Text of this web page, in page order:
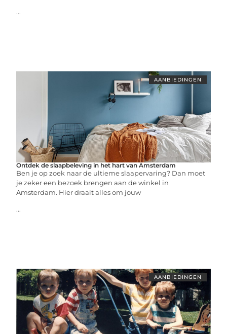
...
AANBIEDINGEN
Ontdek de slaapbeleving in het hart van Amsterdam
Ben je op zoek naar de ultieme slaapervaring? Dan moet
je zeker een bezoek brengen aan de winkel in
Amsterdam. Hier draait alles om jouw
...
AANBIEDINGEN